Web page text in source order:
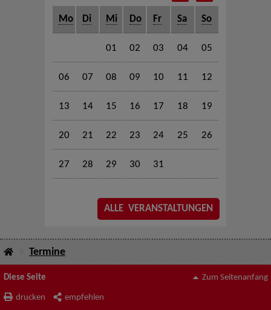
Mo Di Mi Do Fr Sa So
01 02 03 04 05
06 07 08 09 10 11 12
13 14 15 16 17 18 19
20 21 22 23 24 25 26
27 28 29 30 31
ALLE VERANSTALTUNGEN
Termine
Diese Seite
drucken empfehlen
Zum Seitenanfang